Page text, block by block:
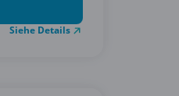
Siehe Details